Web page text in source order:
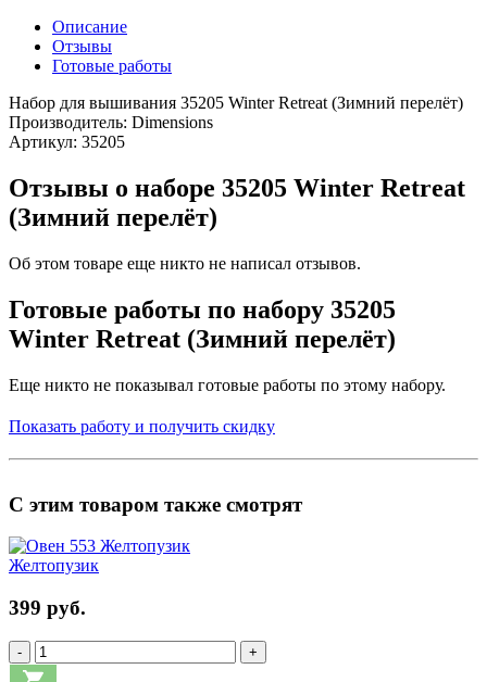
Описание
Отзывы
Готовые работы
Набор для вышивания 35205 Winter Retreat (Зимний перелёт)
Производитель: Dimensions
Артикул: 35205
Отзывы о наборе 35205 Winter Retreat
(Зимний перелёт)
Об этом товаре еще никто не написал отзывов.
Готовые работы по набору 35205
Winter Retreat (Зимний перелёт)
Еще никто не показывал готовые работы по этому набору.
Показать работу и получить скидку
С этим товаром также смотрят
Желтопузик
399 руб.
- +